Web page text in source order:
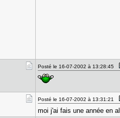
Posté le 16-07-2002 à 13:28:45
Posté le 16-07-2002 à 13:31:21
moi j'ai fais une année en